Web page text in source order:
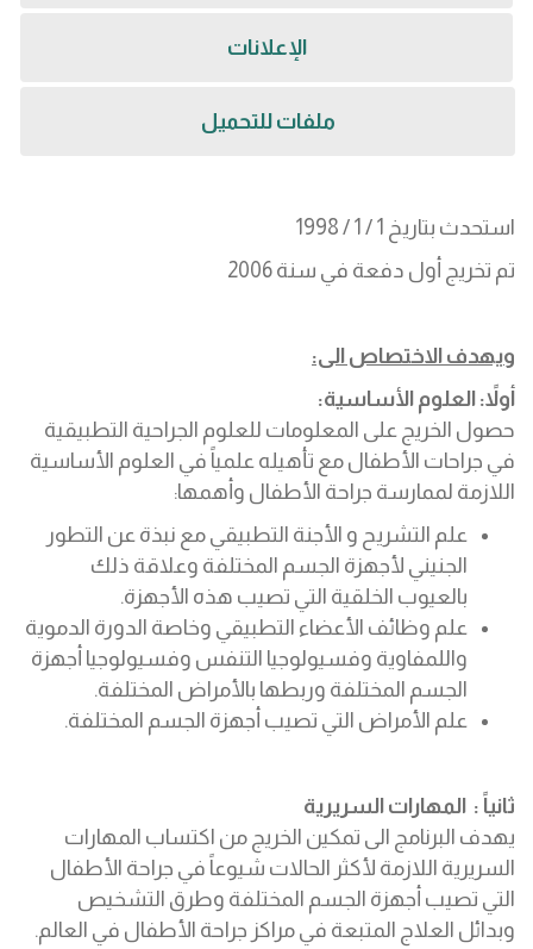
الإعلانات
ملفات للتحميل
استحدث بتاريخ 1 / 1 / 1998
تم تخريج أول دفعة في سنة 2006
ويهدف الاختصاص الى:
أولاً: العلوم الأساسية:
حصول الخریج على المعلومات للعلوم الجراحية التطبيقية
في جراحات الأطفال مع تأھیله علمیاً في العلوم الأساسية
اللازمة لممارسة جراحة الأطفال وأھمھا:
علم التشریح و الأجنة التطبیقي مع نبذة عن التطور
الجنیني لأجھزة الجسم المختلفة وعلاقة ذلك
بالعیوب الخلقیة التي تصیب ھذه الأجھزة.
علم وظائف الأعضاء التطبیقي وخاصة الدورة الدمویة
واللمفاویة وفسیولوجیا التنفس وفسیولوجیا أجھزة
الجسم المختلفة وربطھا بالأمراض المختلفة.
علم الأمراض التي تصیب أجھزة الجسم المختلفة.
ثانیاً : المھارات السریریة
یھدف البرنامج الى تمكین الخریج من اكتساب المھارات
السریریة اللازمة لأكثر الحالات شیوعاً في جراحة الأطفال
التي تصیب أجھزة الجسم المختلفة وطرق التشخیص
وبدائل العلاج المتبعة في مراكز جراحة الأطفال في العالم.